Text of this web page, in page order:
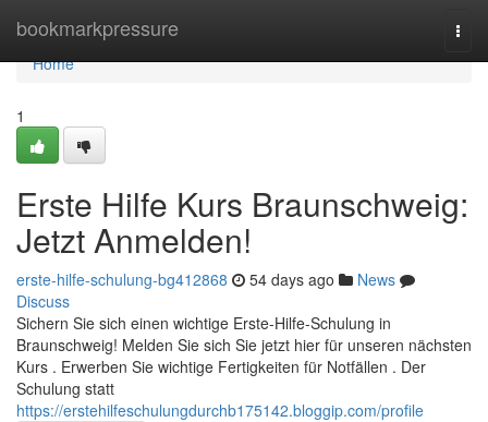
bookmarkpressure
Home
Home
1
Erste Hilfe Kurs Braunschweig:
Jetzt Anmelden!
erste-hilfe-schulung-bg412868 54 days ago
News
Discuss
Sichern Sie sich einen wichtige Erste-Hilfe-Schulung in
Braunschweig! Melden Sie sich Sie jetzt hier für unseren nächsten
Kurs . Erwerben Sie wichtige Fertigkeiten für Notfällen . Der
Schulung statt
https://erstehilfeschulungdurchb175142.bloggip.com/profile